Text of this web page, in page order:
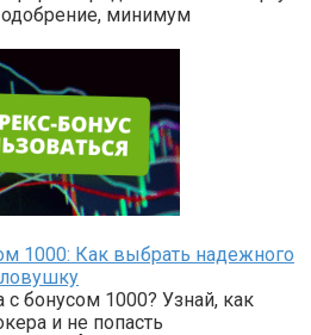
минимум
1000: Как выбрать надежного
бонусом 1000? Узнай, как
и не попасть